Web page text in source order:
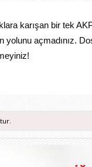
karışan bir tek
yolunu açmadınız.